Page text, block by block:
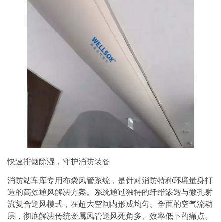
快速排烟除湿，守护消防装备
消防站车库专用布袋风管系统，是针对消防特种环境量身打
造的高效通风解决方案。系统通过独特的纤维渗透与微孔射
流复合送风模式，在超大空间内形成均匀、全面的空气流动
层，彻底解决传统金属风管送风死角多、效率低下的痛点。